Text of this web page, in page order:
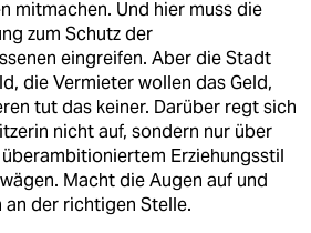
mitmachen. Und hier muss die
zum Schutz der
eingreifen. Aber die Stadt
die Vermieter wollen das Geld,
tut das keiner. Darüber regt sich
nicht auf, sondern nur über
Erziehungsstil
Macht die Augen auf und
an der richtigen Stelle.